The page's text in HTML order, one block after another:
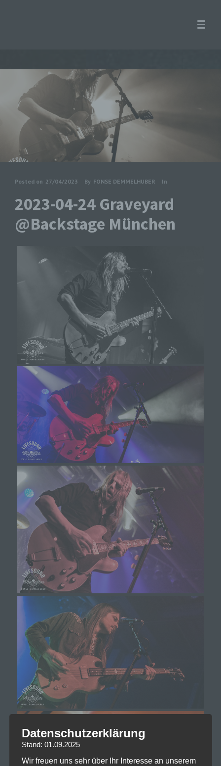
Posted on 27/04/2023 By FONSE DEMMELHUBER In
2023-04-24 Graveyard
@Backstage München
Datenschutzerklärung
Stand: 01.09.2025
Wir freuen uns sehr über Ihr Interesse an unserem